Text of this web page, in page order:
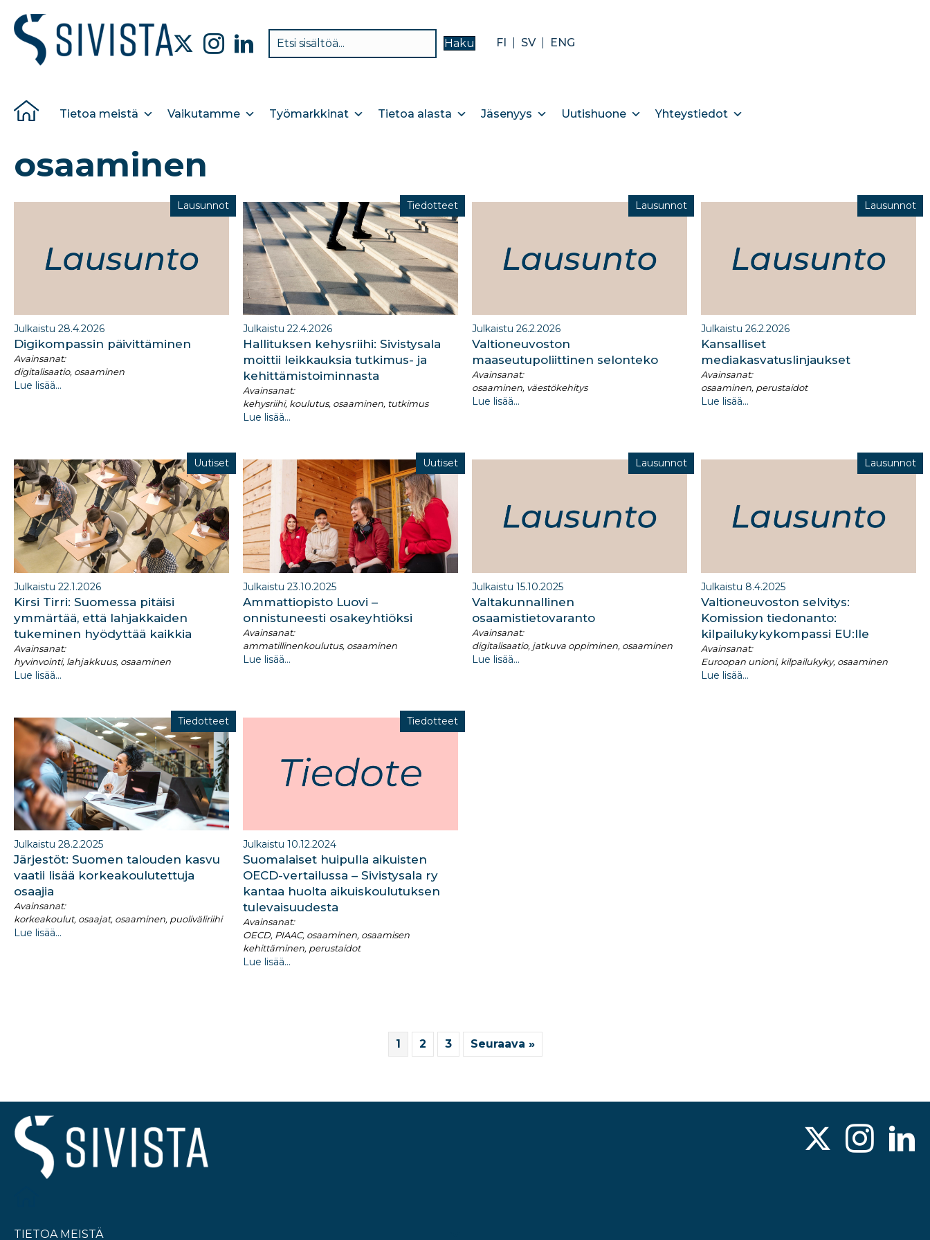
Haku FI SV ENG
Tietoa meistä Vaikutamme Työmarkkinat Tietoa alasta Jäsenyys Uutishuone Yhteystiedot
osaaminen
Lausunnot
Julkaistu 28.4.2026
Digikompassin päivittäminen
Avainsanat:
digitalisaatio, osaaminen
Lue lisää...
Tiedotteet
Julkaistu 22.4.2026
Hallituksen kehysriihi: Sivistysala
moittii leikkauksia tutkimus- ja
kehittämistoiminnasta
Avainsanat:
kehysriihi, koulutus, osaaminen, tutkimus
Lue lisää...
Lausunnot
Julkaistu 26.2.2026
Valtioneuvoston
maaseutupoliittinen selonteko
Avainsanat:
osaaminen, väestökehitys
Lue lisää...
Lausunnot
Julkaistu 26.2.2026
Kansalliset
mediakasvatuslinjaukset
Avainsanat:
osaaminen, perustaidot
Lue lisää...
Uutiset
Julkaistu 22.1.2026
Kirsi Tirri: Suomessa pitäisi
ymmärtää, että lahjakkaiden
tukeminen hyödyttää kaikkia
Avainsanat:
hyvinvointi, lahjakkuus, osaaminen
Lue lisää...
Uutiset
Julkaistu 23.10.2025
Ammattiopisto Luovi –
onnistuneesti osakeyhtiöksi
Avainsanat:
ammatillinenkoulutus, osaaminen
Lue lisää...
Lausunnot
Julkaistu 15.10.2025
Valtakunnallinen
osaamistietovaranto​
Avainsanat:
digitalisaatio, jatkuva oppiminen, osaaminen
Lue lisää...
Lausunnot
Julkaistu 8.4.2025
Valtioneuvoston selvitys:
Komission tiedonanto:
kilpailukykykompassi EU:lle ​
Avainsanat:
Euroopan unioni, kilpailukyky, osaaminen
Lue lisää...
Tiedotteet
Julkaistu 28.2.2025
Järjestöt: Suomen talouden kasvu
vaatii lisää korkeakoulutettuja
osaajia
Avainsanat:
korkeakoulut, osaajat, osaaminen, puoliväliriihi
Lue lisää...
Tiedotteet
Julkaistu 10.12.2024
Suomalaiset huipulla aikuisten
OECD-vertailussa – Sivistysala ry
kantaa huolta aikuiskoulutuksen
tulevaisuudesta
Avainsanat:
OECD, PIAAC, osaaminen, osaamisen
kehittäminen, perustaidot
Lue lisää...
1 2 3 Seuraava »
TIETOA MEISTÄ